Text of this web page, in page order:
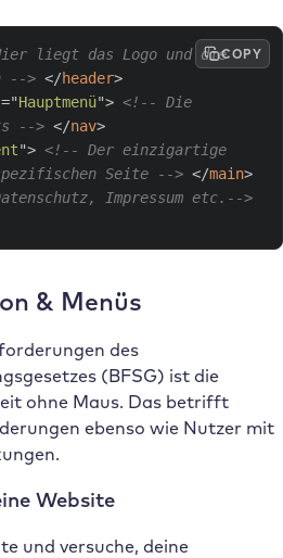
liegt das Logo und die
--> </header>
="Hauptmenü"> <!-- Die
--> </nav>
"> <!-- Der einzigartige
Seite --> </main>
Impressum etc.-->
COPY
& Menüs
des
(BFSG) ist die
ohne Maus. Das betrifft
ebenso wie Nutzer mit
Website
und versuche, deine